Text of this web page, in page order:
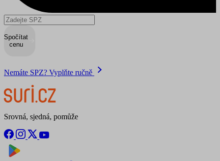
Spočítat
cenu
Nemáte SPZ? Vyplňte ručně
Srovná, sjedná, pomůže